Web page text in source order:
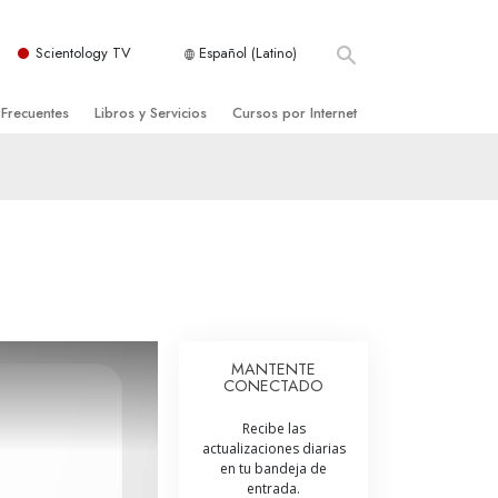
Scientology TV Español (Latino)
Libros y Servicios
Iniciales
Cursos por Internet
Ayudas para Enfermedades y Lesiones
La Integridad y la Honestidad
La Escala Tonal Emocional
MANTENTE
CONECTADO
Recibe las
actualizaciones diarias
en tu bandeja de
entrada.